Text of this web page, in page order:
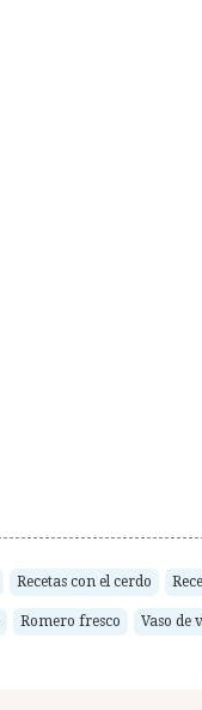
Recetas con el cerdo
Romero fresco Vaso de